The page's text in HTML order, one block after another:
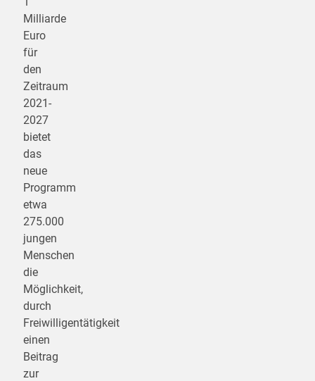
Milliarde
Euro
für
den
Zeitraum
2021-
2027
bietet
das
neue
Programm
etwa
275.000
jungen
Menschen
die
Möglichkeit,
durch
Freiwilligentätigkeit
einen
Beitrag
zur